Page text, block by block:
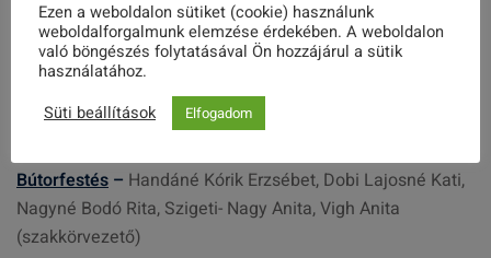
Tünde (szakkörvezető)
Gyertyakészítés–
Balogh Ferencné Marika, Lászlóné Kiss Klára, Kecskés
Elekné Ildikó, Birkás Erzsébet, Vigh Anita (szakkörvezető)
Bútorfestés – Handáné Kórik Erzsébet, Dobi Lajosné Kati,
Nagyné Bodó Rita, Szigeti- Nagy Anita, Vigh Anita
(szakkörvezető)
Ezen a weboldalon sütiket (cookie) használunk
weboldalforgalmunk elemzése érdekében. A weboldalon
való böngészés folytatásával Ön hozzájárul a sütik
használatához.
Süti beállítások
Elfogadom